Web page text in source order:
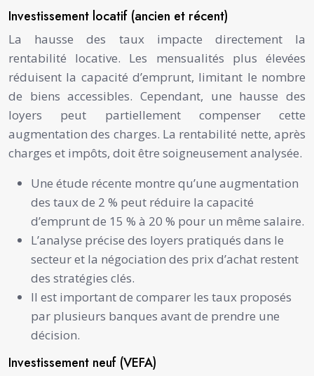
Investissement locatif (ancien et récent)
La hausse des taux impacte directement la
rentabilité locative. Les mensualités plus élevées
réduisent la capacité d’emprunt, limitant le nombre
de biens accessibles. Cependant, une hausse des
loyers peut partiellement compenser cette
augmentation des charges. La rentabilité nette, après
charges et impôts, doit être soigneusement analysée.
Une étude récente montre qu’une augmentation
des taux de 2 % peut réduire la capacité
d’emprunt de 15 % à 20 % pour un même salaire.
L’analyse précise des loyers pratiqués dans le
secteur et la négociation des prix d’achat restent
des stratégies clés.
Il est important de comparer les taux proposés
par plusieurs banques avant de prendre une
décision.
Investissement neuf (VEFA)